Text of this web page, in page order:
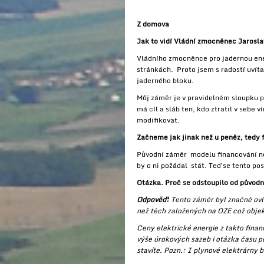
Z domova
Jak to vidí Vládní zmocněnec
Vládního zmocněnce pro jadernou
stránkách. Proto jsem s radostí
jaderného bloku.
Můj záměr je v pravidelném
má cíl a sláb ten, kdo ztratil v sebe
modifikovat.
Začneme jak jinak než u peněz,
Původní záměr modelu financování
by o ni požádal stát. Teď se tento
Otázka. Proč se odstoupilo od
Odpověď: Tento záměr byl značně
než těch založených na OZE což
Ceny elektrické energie z takto
výše úrokových sazeb i otázka
stavíte. Pozn.: I plynové elektrárny